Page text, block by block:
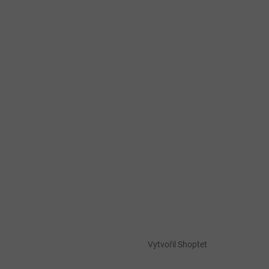
Vytvořil Shoptet